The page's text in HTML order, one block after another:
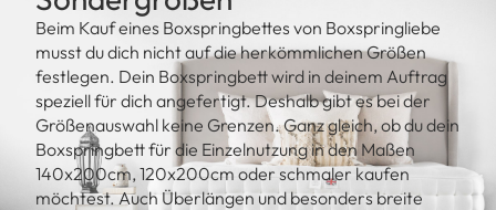
Beim Kauf eines Boxspringbettes von Boxspringliebe
musst du dich nicht auf die herkömmlichen Größen
festlegen. Dein Boxspringbett wird in deinem Auftrag
speziell für dich angefertigt. Deshalb gibt es bei der
Größenauswahl keine Grenzen. Ganz gleich, ob du dein
Boxspringbett für die Einzelnutzung in den Maßen
140x200cm, 120x200cm oder schmaler kaufen
möchtest. Auch Überlängen und besonders breite